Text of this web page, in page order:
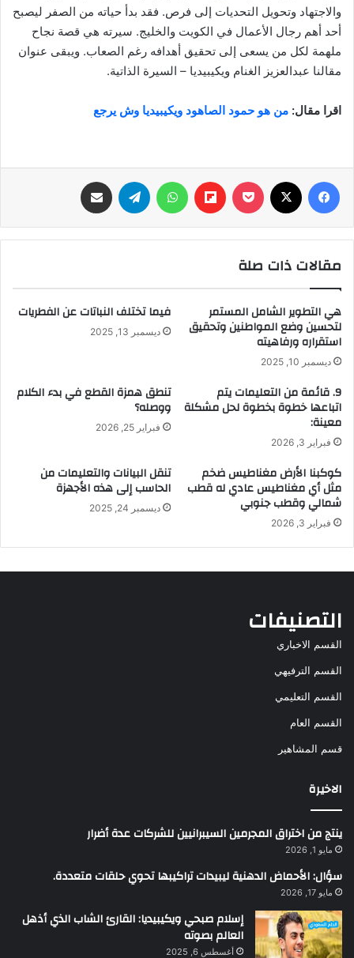
والاجتهاد وتحويل التحديات إلى فرص. فقد بدأ حياته من الصفر ليصبح
أحد أهم رجال الأعمال في الكويت والخليج. سيرته هي قصة نجاح
ملهمة لكل من يسعى إلى تحقيق أهدافه رغم الصعاب. ويبقى عنوان
مقالنا عبدالعزيز الغنام ويكيبيديا – السيرة الذاتية.
اقرا مقال: من هو حمود الصاهود ويكيبيديا وش يرجع
فيسبوك ‫Pocket
Flipboard واتساب تيلقرام
مقالات ذات صلة
هي التطوير الشامل المستمر
لتحسين وضع المواطنين وتحقيق
استقراره ورفاهيته
ديسمبر 10, 2025
فيما تختلف النباتات عن الفطريات
ديسمبر 13, 2025
9. قائمة من التعليمات يتم
اتباعها خطوة بخطوة لحل مشكلة
معينة:
فبراير 3, 2026
تنطق همزة القطع في بدء الكلام
ووصله؟
فبراير 25, 2026
كوكبنا الأرض مغناطيس ضخم
مثل أي مغناطيس عادي له قطب
شمالي وقطب جنوبي
فبراير 3, 2026
تنقل البيانات والتعليمات من
الحاسب إلى هذه الأجهزة
ديسمبر 24, 2025
التصنيفات
القسم الاخباري
القسم الترفيهي
القسم التعليمي
القسم العام
قسم المشاهير
الاخيرة
ينتج من اختراق المجرمين السيبرانيين للشركات عدة أضرار
مايو 1, 2026
سؤال: الأحماض الدهنية ليبيدات تراكيبها تحوي حلقات متعددة.
مايو 17, 2026
إسلام صبحي ويكيبيديا: القارئ الشاب الذي أذهل
العالم بصوته
أغسطس 6, 2025